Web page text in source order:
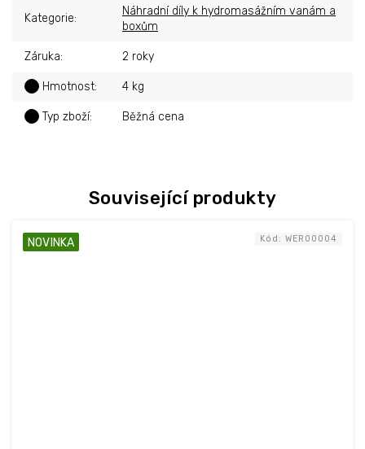
Související produkty
NOVINKA Kód: WER00004
Kategorie:
Náhradní díly k hydromasážním vanám a
boxům
Záruka: 2 roky
Hmotnost: 4 kg
Typ zboží: Běžná cena